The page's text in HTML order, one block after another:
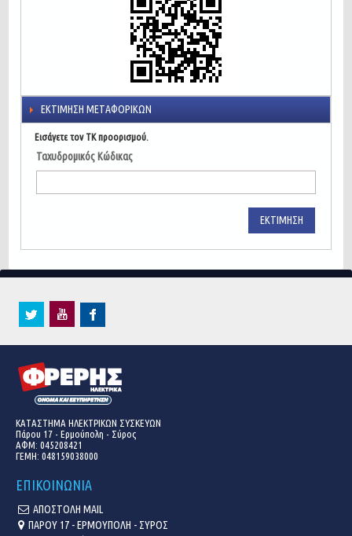
ΕΚΤΊΜΗΣΗ ΜΕΤΑΦΟΡΙΚΏΝ
Εισάγετε τον ΤΚ προορισμού.
Ταχυδρομικός Κώδικας
ΕΚΤΊΜΗΣΗ
ΚΑΤΑΣΤΗΜΑ ΗΛΕΚΤΡΙΚΩΝ ΣΥΣΚΕΥΩΝ
Πάρου 17 - Ερμούπολη - Σύρος
ΑΦΜ: 045208421
ΓΕΜΗ: 048159038000
ΕΠΙΚΟΙΝΩΝΙΑ
ΑΠΟΣΤΟΛΗ MAIL
ΠΑΡΟΥ 17 - ΕΡΜΟΥΠΟΛΗ - ΣΥΡΟΣ